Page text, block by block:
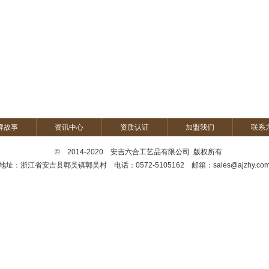
故事 资讯中心 资质认证 加盟我们 联系
© 2014-2020 安吉六合工艺品有限公司 版权所有
址：浙江省安吉县鄣吴镇鄣吴村 电话：0572-5105162 邮箱：